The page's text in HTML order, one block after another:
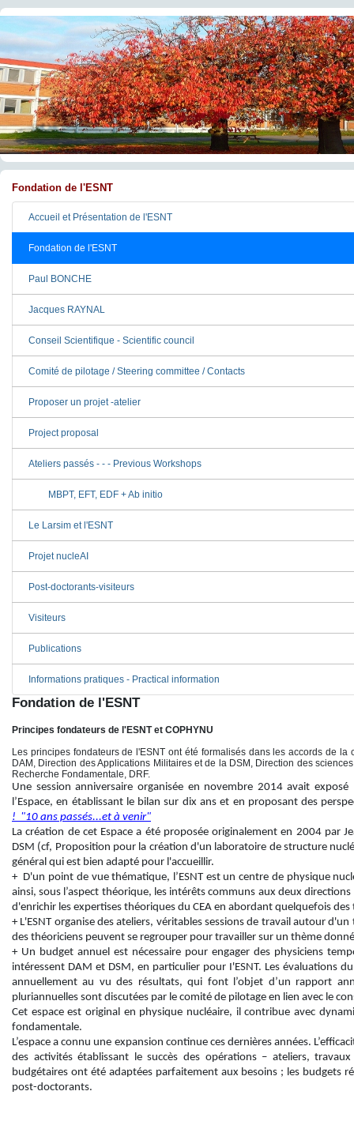
Fondation de l'ESNT
Accueil et Présentation de l'ESNT
Fondation de l'ESNT
Paul BONCHE
Jacques RAYNAL
Conseil Scientifique - Scientific council
Comité de pilotage / Steering committee / Contacts
Proposer un projet -atelier
Project proposal
Ateliers passés - - - Previous Workshops
MBPT, EFT, EDF + Ab initio
Le Larsim et l'ESNT
Projet nucleAI
Post-doctorants-visiteurs
Visiteurs
Publications
Informations pratiques - Practical information
Fondation de l'ESNT
Principes fondateurs de l'ESNT et COPHYNU
Les principes fondateurs de l'ESNT ont été formalisés dans les accords de
DAM, Direction des Applications Militaires et de la DSM, Direction des
Recherche Fondamentale, DRF.
Une session anniversaire organisée en novembre 2014 avait
l’Espace, en établissant le bilan sur dix ans et en proposant des
! "10 ans passés...et à venir"
La création de cet Espace a été proposée originalement en 2004 par
DSM (cf, Proposition pour la création d'un laboratoire de structure
général qui est bien adapté pour l'accueillir.
+ D'un point de vue thématique, l’ESNT est un centre de physique
ainsi, sous l’aspect théorique, les intérêts communs aux deux
d'enrichir les expertises théoriques du CEA en abordant quelquefois des
+ L'ESNT organise des ateliers, véritables sessions de travail autour
des théoriciens peuvent se regrouper pour travailler sur un thème
+ Un budget annuel est nécessaire pour engager des physiciens
intéressent DAM et DSM, en particulier pour I'ESNT. Les évaluations
annuellement au vu des résultats, qui font l’objet d’un rapport
pluriannuelles sont discutées par le comité de pilotage en lien avec le
Cet espace est original en physique nucléaire, il contribue avec
fondamentale.
L’espace a connu une expansion continue ces dernières années.
des activités établissant le succès des opérations – ateliers,
budgétaires ont été adaptées parfaitement aux besoins ; les budgets
post-doctorants.